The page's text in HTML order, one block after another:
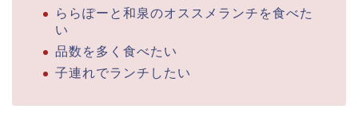
ららぽーと和泉のオススメランチを食べた
い
品数を多く食べたい
子連れでランチしたい